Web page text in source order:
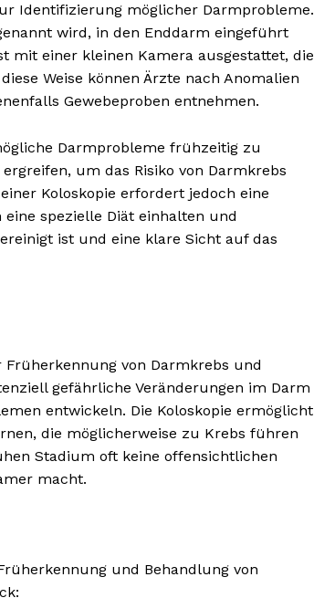
Inhalte
Identifizierung möglicher Darmprobleme.
wird, in den Enddarm eingeführt
mit einer kleinen Kamera ausgestattet, die
Weise können Ärzte nach Anomalien
Gewebeproben entnehmen.
Darmprobleme frühzeitig zu
um das Risiko von Darmkrebs
Koloskopie erfordert jedoch eine
spezielle Diät einhalten und
ist und eine klare Sicht auf das
von Darmkrebs und
gefährliche Veränderungen im Darm
entwickeln. Die Koloskopie ermöglicht
die möglicherweise zu Krebs führen
Stadium oft keine offensichtlichen
macht.
und Behandlung von